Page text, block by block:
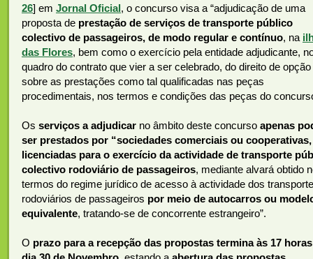
26] em Jornal Oficial , o concurso visa a “adjudicação de uma
proposta de prestação de serviços de transporte público
colectivo de passageiros, de modo regular e contínuo, na
das Flores, bem como o exercício pela entidade adjudicante,
quadro do contrato que vier a ser celebrado, do direito de opção
sobre as prestações como tal qualificadas nas peças
procedimentais, nos termos e condições das peças do
Os serviços a adjudicar no âmbito deste concurso apenas
ser prestados por “sociedades comerciais ou cooperativas,
licenciadas para o exercício da actividade de transporte
colectivo rodoviário de passageiros, mediante alvará obtido
termos do regime jurídico de acesso à actividade dos
rodoviários de passageiros por meio de autocarros ou
equivalente, tratando-se de concorrente estrangeiro”.
O prazo para a recepção das propostas termina às 17